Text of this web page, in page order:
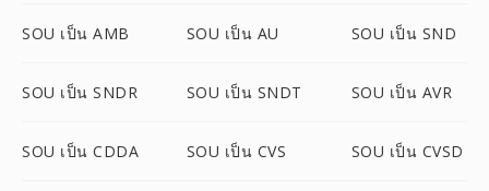
SOU เป็น AMB SOU เป็น AU SOU เป็น SND
SOU เป็น SNDR SOU เป็น SNDT SOU เป็น AVR
SOU เป็น CDDA SOU เป็น CVS SOU เป็น CVSD